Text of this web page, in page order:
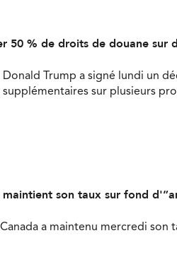
50 % de droits de douane sur
Trump a signé lundi un
sur plusieurs
maintient son taux sur fond
a maintenu mercredi son